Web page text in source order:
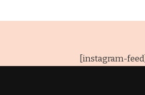
[instagram-feed]